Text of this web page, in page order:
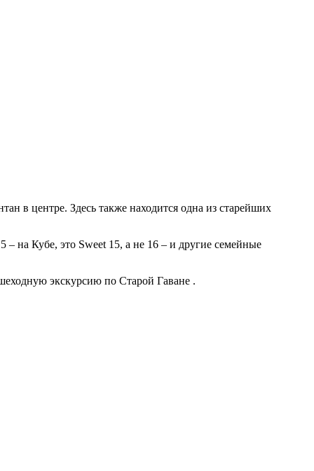
в центре. Здесь также находится одна из старейших
– на Кубе, это Sweet 15, а не 16 – и другие семейные
экскурсию по Старой Гаване .